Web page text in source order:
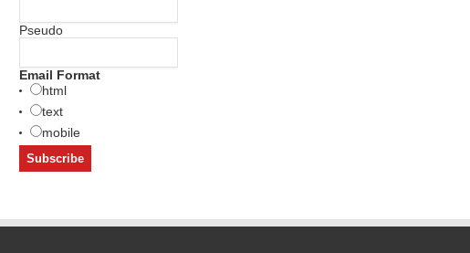
Pseudo
Email Format
html
text
mobile